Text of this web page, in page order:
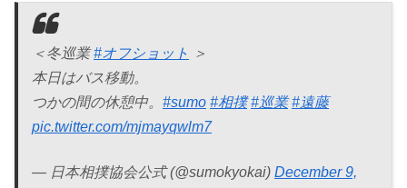
＜冬巡業#オフショット
＞
本日はバス移動。
つかの間の休憩中。 #sumo #相撲 #巡業 #遠藤
pic.twitter.com/mjmayqwlm7
— 日本相撲協会公式 (@sumokyokai) December 9,